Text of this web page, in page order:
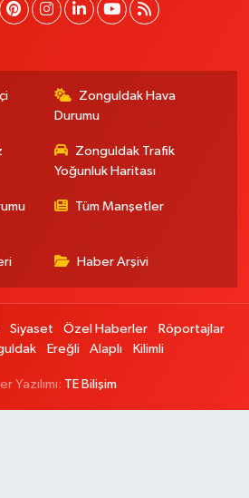
Zonguldak Hava
Durumu
Zonguldak Trafik
Yoğunluk Haritası
Tüm Manşetler
Haber Arşivi
Siyaset Özel Haberler
Röportajlar
Ereğli Alaplı Kilimli
Yazılımı: TE Bilişim